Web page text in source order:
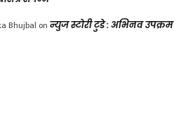
Bhujbal on न्युज स्टोरी टुडे : अभिनव उपक्रम